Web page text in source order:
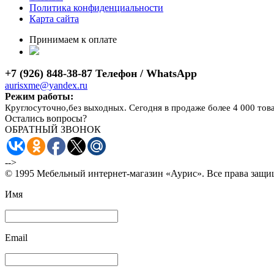
Политика конфиденциальности
Карта сайта
Принимаем к оплате
+7 (926) 848-38-87 Телефон / WhatsApp
aurisxme@yandex.ru
Режим работы:
Круглосуточно,без выходных. Сегодня в продаже более 4 000
Остались вопросы?
ОБРАТНЫЙ ЗВОНОК
-->
© 1995 Мебельный интернет-магазин «Аурис». Все права
Имя
Email